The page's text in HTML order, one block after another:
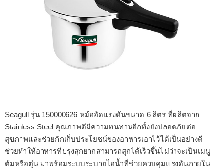
Seagull รุ่น 150000626 หม้ออัดแรงดันขนาด 6 ลิตร ที่ผลิตจาก
Stainless Steel คุณภาพดีมีความทนทานอีกทั้งยังปลอดภัยต่อ
สุขภาพและช่วยกักเก็บประโยชน์ของอาหารเอาไว้ได้เป็นอย่างดี
ช่วยทำให้อาหารที่ปรุงสุกยากสามารถสุกได้เร็วขึ้นไม่ว่าจะเป็นเมนู
ต้มหรือตุ๋น มาพร้อมระบบระบายไอน้ำที่ช่วยควบคุมแรงดันภายใน